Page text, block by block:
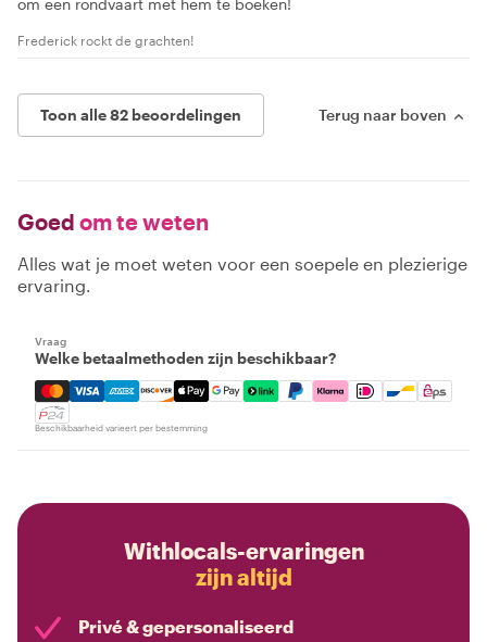
om een rondvaart met hem te boeken!
Frederick rockt de grachten!
Toon alle 82 beoordelingen Terug naar boven
Goed om te weten
Alles wat je moet weten voor een soepele en plezierige
ervaring.
Vraag
Welke betaalmethoden zijn beschikbaar?
Mastercard, Visa, Amex, Discover, Apple Pay, Google
Beschikbaarheid varieert per bestemming
Withlocals-ervaringen
zijn altijd
Privé & gepersonaliseerd